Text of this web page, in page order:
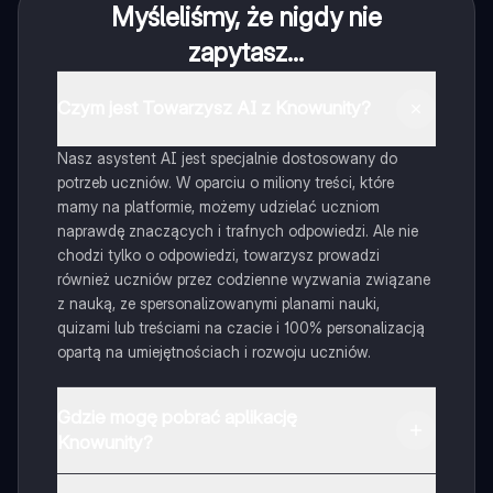
Myśleliśmy, że nigdy nie
zapytasz...
Nasz asystent AI jest specjalnie dostosowany do
potrzeb uczniów. W oparciu o miliony treści, które
mamy na platformie, możemy udzielać uczniom
naprawdę znaczących i trafnych odpowiedzi. Ale nie
chodzi tylko o odpowiedzi, towarzysz prowadzi
również uczniów przez codzienne wyzwania związane
z nauką, ze spersonalizowanymi planami nauki,
quizami lub treściami na czacie i 100% personalizacją
opartą na umiejętnościach i rozwoju uczniów.